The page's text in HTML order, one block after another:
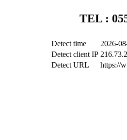
TEL :
Detect time
2026-
Detect client IP
Detect URL
https://